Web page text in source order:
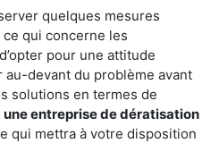
quelques mesures
qui concerne les
pour une attitude
au-devant du problème avant
solutions en termes de
une entreprise de dératisation
qui mettra à votre disposition